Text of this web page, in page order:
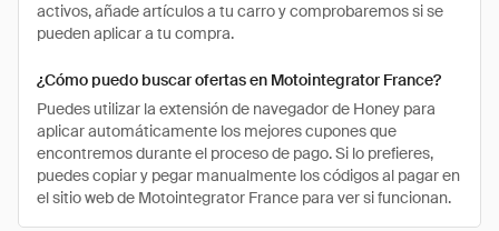
activos, añade artículos a tu carro y comprobaremos si se
pueden aplicar a tu compra.
¿Cómo puedo buscar ofertas en Motointegrator France?
Puedes utilizar la extensión de navegador de Honey para
aplicar automáticamente los mejores cupones que
encontremos durante el proceso de pago. Si lo prefieres,
puedes copiar y pegar manualmente los códigos al pagar en
el sitio web de Motointegrator France para ver si funcionan.